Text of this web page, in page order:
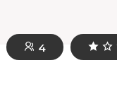
4